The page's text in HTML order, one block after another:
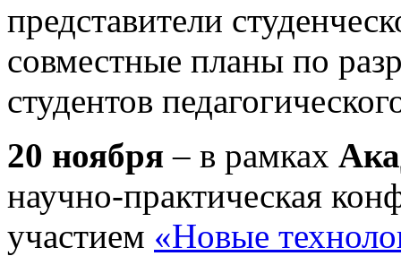
представители
совместные планы по
студентов
20 ноября – в рамках
научно-практическая
участием «Новые